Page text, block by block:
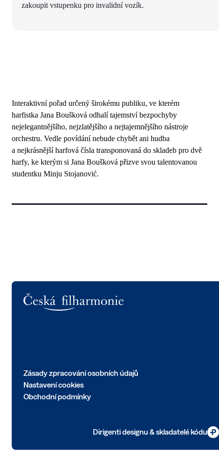
zakoupit vstupenku pro invalidní vozík.
Interaktivní pořad určený širokému publiku, ve kterém
harfistka Jana Boušková odhalí tajemství bezpochyby
nejelegantnějšího, nejzlatějšího a nejtajemnějšího nástroje
orchestru. Vedle povídání nebude chybět ani hudba
a nejkrásnější harfová čísla transponovaná do skladeb pro dvě
harfy, ke kterým si Jana Boušková přizve svou talentovanou
studentku Minju Stojanović.
Zásady zpracování osobních údajů
Nastavení cookies
Obchodní podmínky
Dirigenti designu & skladatelé kódu